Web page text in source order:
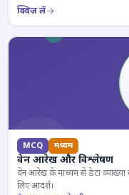
क्विज़ लें
MCQ मध्यम
वेन आरेख और विश्लेषण
वेन आरेख के माध्यम से डेटा व्याख्या
लिए आदर्श।